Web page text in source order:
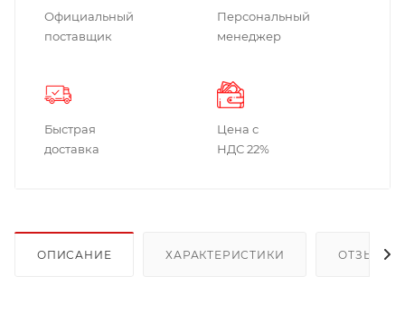
Официальный
поставщик
Персональный
менеджер
Быстрая
доставка
Цена с
НДС 22%
ОПИСАНИЕ ХАРАКТЕРИСТИКИ ОТЗЫВЫ